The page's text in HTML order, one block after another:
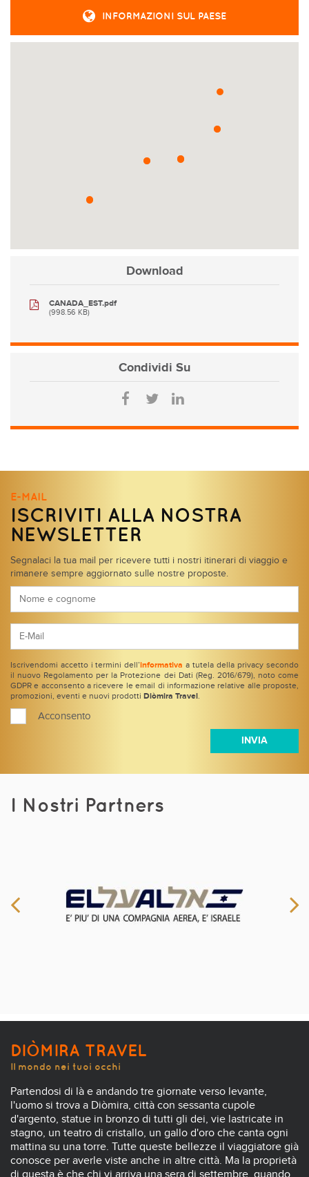
INFORMAZIONI SUL PAESE
Download
CANADA_EST.pdf
(998.56 KB)
Condividi Su
E-MAIL
ISCRIVITI ALLA NOSTRA
NEWSLETTER
Segnalaci la tua mail per ricevere tutti i nostri itinerari di viaggio e
rimanere sempre aggiornato sulle nostre proposte.
Iscrivendomi accetto i termini dell’ informativa a tutela della privacy secondo
il nuovo Regolamento per la Protezione dei Dati (Reg. 2016/679), noto come
GDPR e acconsento a ricevere le email di informazione relative alle proposte,
promozioni, eventi e nuovi prodotti Diòmira Travel .
Acconsento
I Nostri Partners
DIÒMIRA TRAVEL
Il mondo nei tuoi occhi
Partendosi di là e andando tre giornate verso levante,
l'uomo si trova a Diòmira, città con sessanta cupole
d'argento, statue in bronzo di tutti gli dei, vie lastricate in
stagno, un teatro di cristallo, un gallo d'oro che canta ogni
mattina su una torre. Tutte queste bellezze il viaggiatore già
conosce per averle viste anche in altre città. Ma la proprietà
di questa è che chi vi arriva una sera di settembre, quando